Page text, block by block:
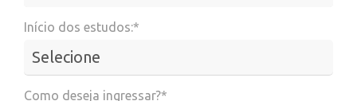
Início dos estudos:*
Como deseja ingressar?*